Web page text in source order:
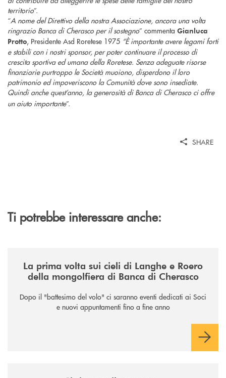
territorio”.
“A nome del Direttivo della nostra Associazione, ancora una volta
ringrazio Banca di Cherasco per il sostegno” commenta Gianluca
Protto, Presidente Asd Roretese 1975 “È importante avere legami forti
e stabili con i nostri sponsor, per poter continuare il processo di
crescita sportiva ed umana della Roretese. Senza adeguate risorse
finanziarie purtroppo le Società muoiono, disperdono il loro
patrimonio ed impoveriscono la Comunità dove sono insediate.
Quindi anche quest’anno, la generosità di Banca di Cherasco ci offre
un aiuto importante”.
SHARE
Ti potrebbe interessare anche:
La prima volta sui cieli di Langhe e Roero
della mongolfiera di Banca di Cherasco
Dopo il "battesimo del volo" ci saranno eventi dedicati ai Soci
e nuovi appuntamenti fino a fine anno